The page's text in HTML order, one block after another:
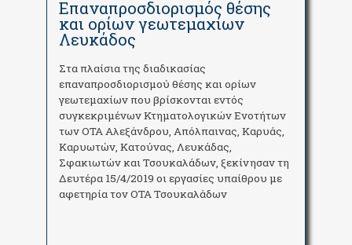
Επαναπροσδιορισμός θέσης
και ορίων γεωτεμαχίων
Λευκάδος
Στα πλαίσια της διαδικασίας
επαναπροσδιορισμού θέσης και ορίων
γεωτεμαχίων που βρίσκονται εντός
συγκεκριμένων Κτηματολογικών Ενοτήτων
των ΟΤΑ Αλεξάνδρου, Απόλπαινας, Καρυάς,
Καρυωτών, Κατούνας, Λευκάδας,
Σφακιωτών και Τσουκαλάδων, ξεκίνησαν τη
Δευτέρα 15/4/2019 οι εργασίες υπαίθρου με
αφετηρία τον ΟΤΑ Τσουκαλάδων